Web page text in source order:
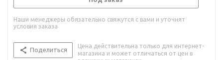
Наши менеджеры обязательно свяжутся с вами и уточнят
условия заказа
Поделиться
Цена действительна только для интернет-
магазина и может отличаться от цен в